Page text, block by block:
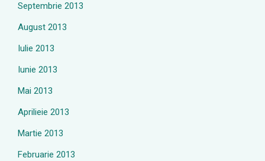
Septembrie 2013
August 2013
Iulie 2013
Iunie 2013
Mai 2013
Aprilieie 2013
Martie 2013
Februarie 2013